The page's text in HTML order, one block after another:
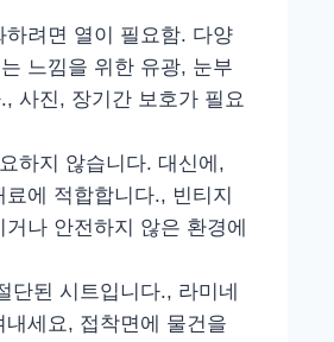
려면 열이 필요함. 다양
느낌을 위한 유광, 눈부
사진, 장기간 보호가 필요
하지 않습니다. 대신에,
에 적합합니다., 빈티지
나 안전하지 않은 환경에
단된 시트입니다., 라미네
세요, 접착면에 물건을